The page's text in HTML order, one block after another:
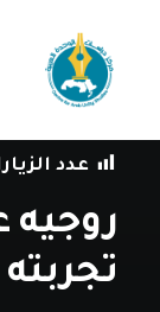
فيحوارات
عدد
روجيه